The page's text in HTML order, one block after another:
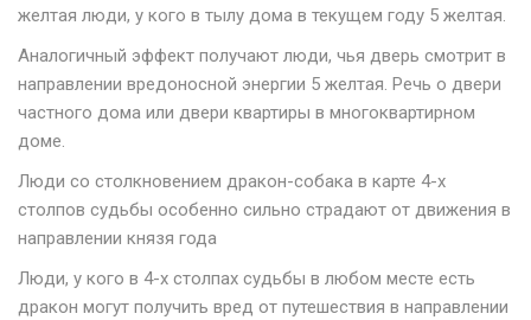
желтая люди, у кого в тылу дома в текущем году 5 желтая.
Аналогичный эффект получают люди, чья дверь смотрит в
направлении вредоносной энергии 5 желтая. Речь о двери
частного дома или двери квартиры в многоквартирном
доме.
Люди со столкновением дракон-собака в карте 4-х
столпов судьбы особенно сильно страдают от движения в
направлении князя года
Люди, у кого в 4-х столпах судьбы в любом месте есть
дракон могут получить вред от путешествия в направлении